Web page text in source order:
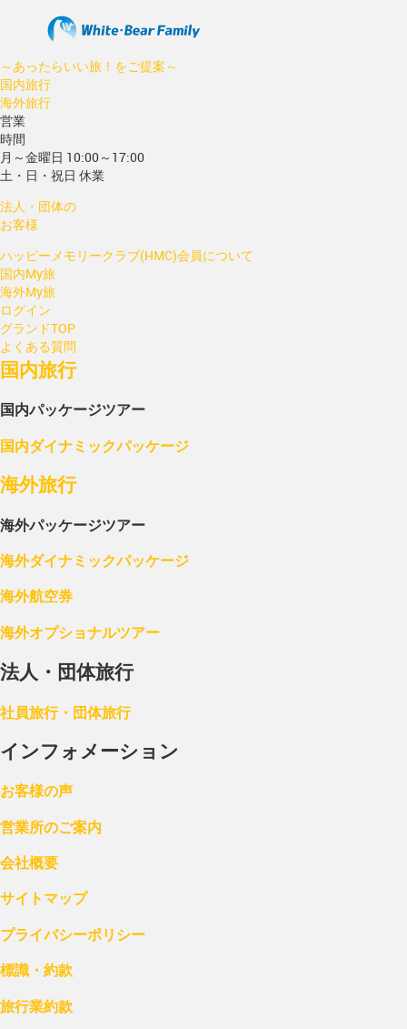
～あったらいい旅！をご提案～
国内旅行
海外旅行
営業
時間
月～金曜日 10:00～17:00
土・日・祝日 休業
法人・団体の
お客様
ハッピーメモリークラブ(HMC)会員について
国内My旅
海外My旅
ログイン
グランドTOP
よくある質問
国内旅行
国内パッケージツアー
国内ダイナミックパッケージ
海外旅行
海外パッケージツアー
海外ダイナミックパッケージ
海外航空券
海外オプショナルツアー
法人・団体旅行
社員旅行・団体旅行
インフォメーション
お客様の声
営業所のご案内
会社概要
サイトマップ
プライバシーポリシー
標識・約款
旅行業約款